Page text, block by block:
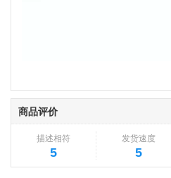
商品评价
描述相符
5
发货速度
5